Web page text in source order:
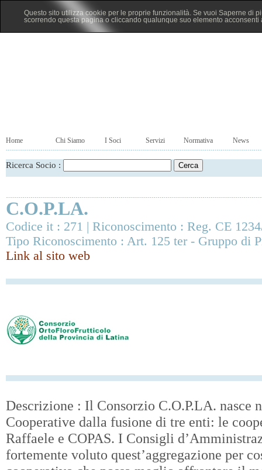
Questo sito utilizza cookie per le proprie funzionalità. Se vuoi Saperne di
scorrendo questa pagina o cliccando qualunque suo elemento acconsenti
Home Chi Siamo I Soci Servizi Normativa News
Ricerca Socio :
C.O.P.LA.
Codice it : 271 | Riconoscimento : Reg. CE
Tipo Riconoscimento : Art. 125 ter - Gruppo di
Link al sito web
Descrizione : Il Consorzio C.O.P.LA. nasce
Cooperative dalla fusione di tre enti: le
Raffaele e COPAS. I Consigli
fortemente voluto quest’aggregazione per